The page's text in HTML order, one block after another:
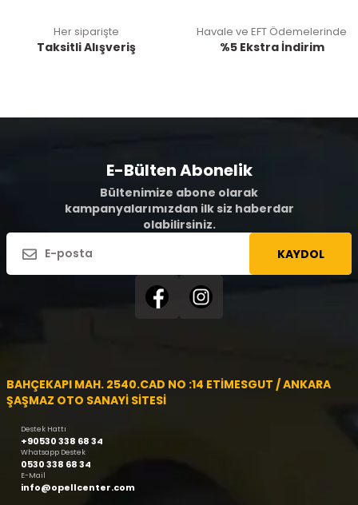
Her siparişte
Taksitli Alışveriş
Havale ve EFT Ödemelerinde
%5 Ekstra İndirim
E-Bülten Abonelik
Bültenimize abone olarak
kampanyalarımızdan ilk siz haberdar
olabilirsiniz.
KAYDOL
BAHÇEKAPI MAH. 2540.CAD NO :14 ETİMESGUT / ANKARA
ŞAŞMAZ OTO SANAYİ SİTESİ
Destek Hattı
+90530 338 68 34
Whatsapp Destek
0530 338 68 34
E-Mail
info@opellcenter.com